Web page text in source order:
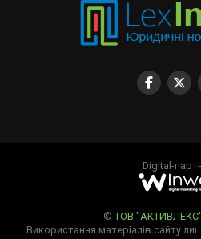
Digital-
© ТОВ "АКТИВЛЕКС"
Використання матеріалів сайту